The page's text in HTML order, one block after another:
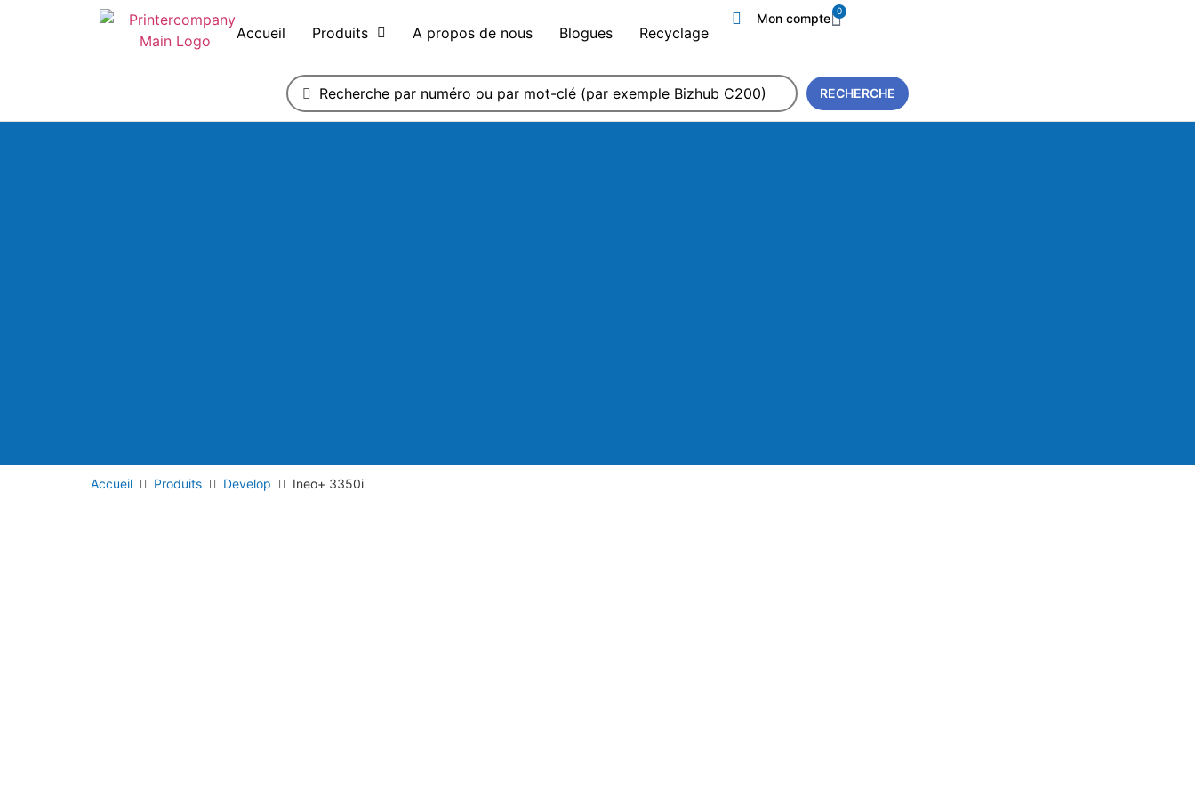
Accueil Produits A propos de nous Blogues Recyclage
Mon compte 0
RECHERCHE
Accueil Produits Develop Ineo+ 3350i